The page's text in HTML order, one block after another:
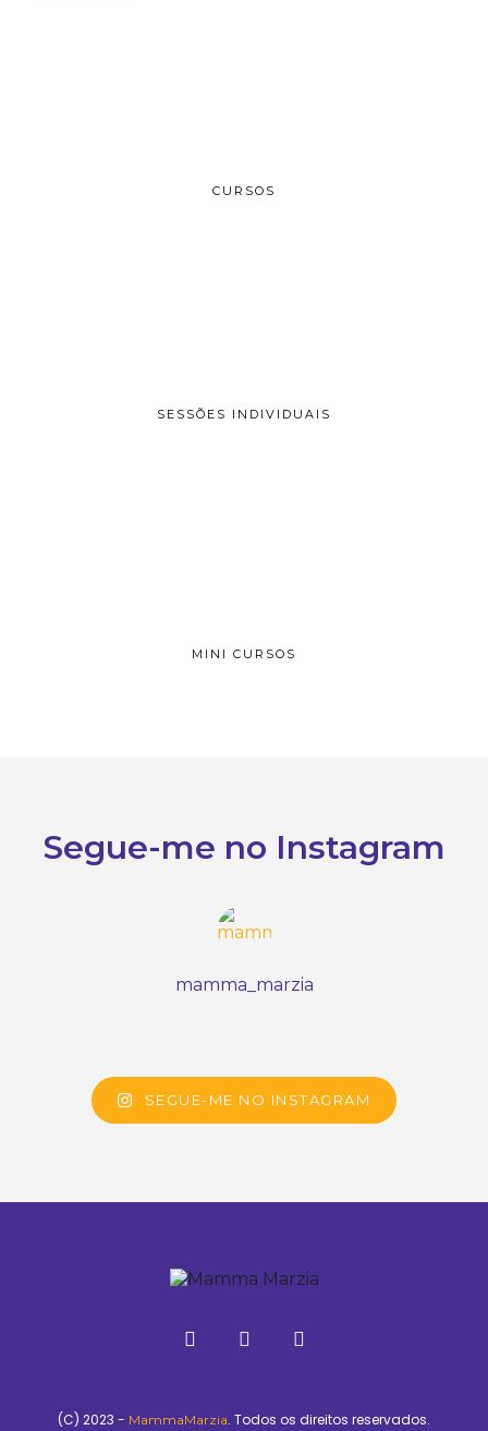
CURSOS
SESSÕES INDIVIDUAIS
MINI CURSOS
Segue-me no Instagram
mamma_marzia
SEGUE-ME NO INSTAGRAM
(C) 2023 - MammaMarzia. Todos os direitos reservados.